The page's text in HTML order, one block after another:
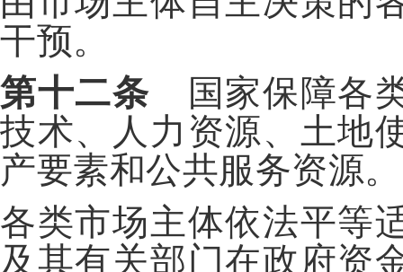
干预。
第十二条 国家保障各
技术、人力资源、土地
产要素和公共服务资源。
各类市场主体依法平等
及其有关部门在政府资